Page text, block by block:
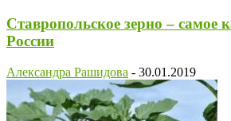
Ставропольское зерно – ​самое
России
Александра Рашидова - 30.01.2019